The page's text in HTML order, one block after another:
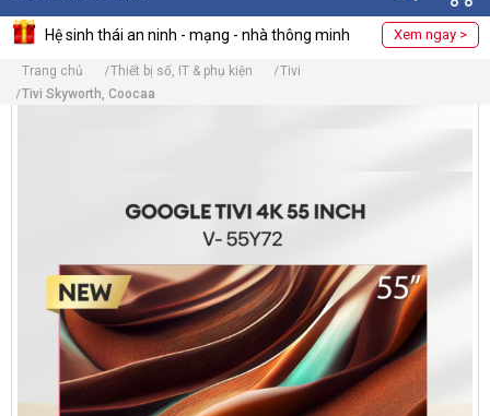
Hệ sinh thái an ninh - mạng - nhà thông minh Xem ngay >
Trang chủ Thiết bị số, IT & phụ kiện
Tivi
Tivi Skyworth, Coocaa